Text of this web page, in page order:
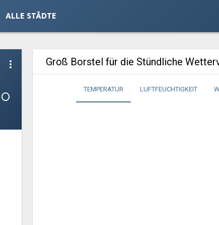
ALLE STÄDTE
more_vert Groß Borstel für die Stündliche
TEMPERATUR LUFTFEUCHTIGKEIT